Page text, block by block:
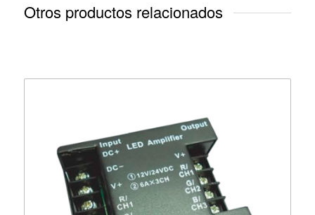
Otros productos relacionados